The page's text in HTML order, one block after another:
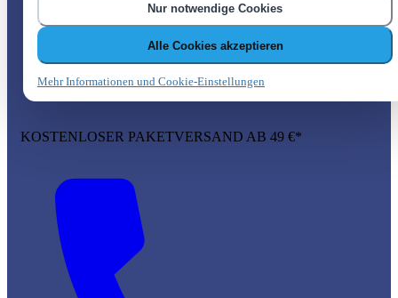
Nur notwendige Cookies
Alle Cookies akzeptieren
Mehr Informationen und Cookie-Einstellungen
KOSTENLOSER PAKETVERSAND AB 49 €*